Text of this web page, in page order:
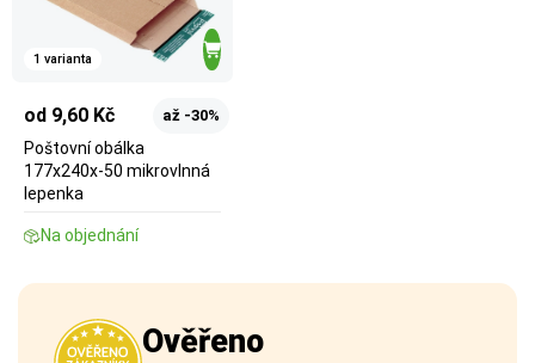
1 varianta
od 9,60 Kč až -30%
Poštovní obálka
177x240x-50 mikrovlnná
lepenka
Na objednání
Ověřeno